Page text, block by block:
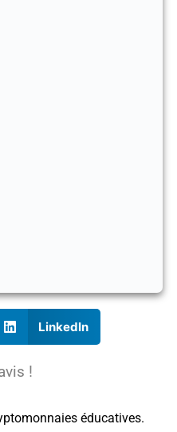
LinkedIn
!
éducatives.